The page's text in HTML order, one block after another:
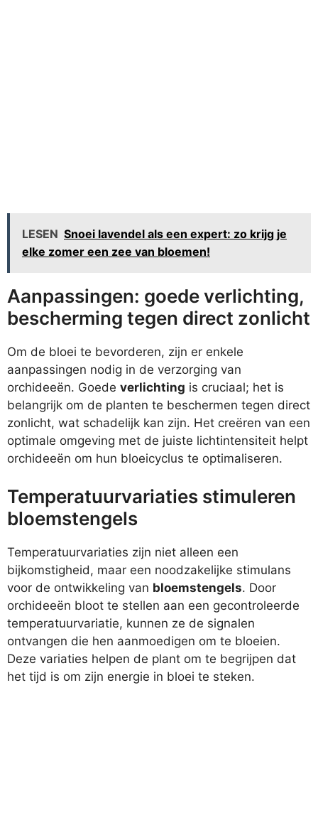
LESEN Snoei lavendel als een expert: zo krijg je
elke zomer een zee van bloemen!
Aanpassingen: goede verlichting,
bescherming tegen direct zonlicht
Om de bloei te bevorderen, zijn er enkele
aanpassingen nodig in de verzorging van
orchideeën. Goede verlichting is cruciaal; het is
belangrijk om de planten te beschermen tegen direct
zonlicht, wat schadelijk kan zijn. Het creëren van een
optimale omgeving met de juiste lichtintensiteit helpt
orchideeën om hun bloeicyclus te optimaliseren.
Temperatuurvariaties stimuleren
bloemstengels
Temperatuurvariaties zijn niet alleen een
bijkomstigheid, maar een noodzakelijke stimulans
voor de ontwikkeling van bloemstengels. Door
orchideeën bloot te stellen aan een gecontroleerde
temperatuurvariatie, kunnen ze de signalen
ontvangen die hen aanmoedigen om te bloeien.
Deze variaties helpen de plant om te begrijpen dat
het tijd is om zijn energie in bloei te steken.